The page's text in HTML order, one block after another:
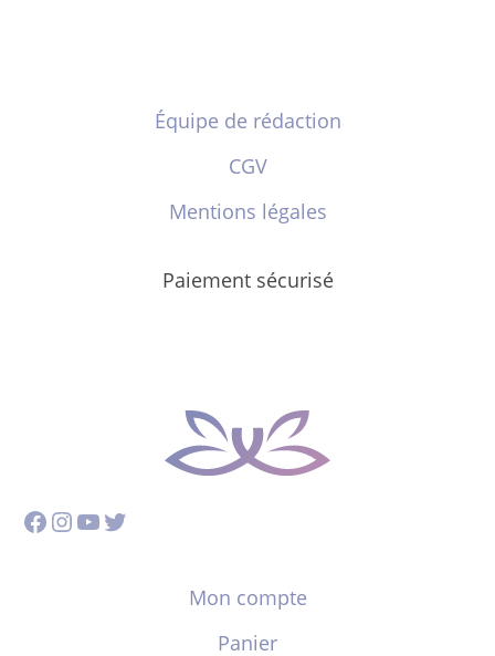
Équipe de rédaction
CGV
Mentions légales
Paiement sécurisé
Facebook
Instagram
YouTube
Twitter
Mon compte
Panier